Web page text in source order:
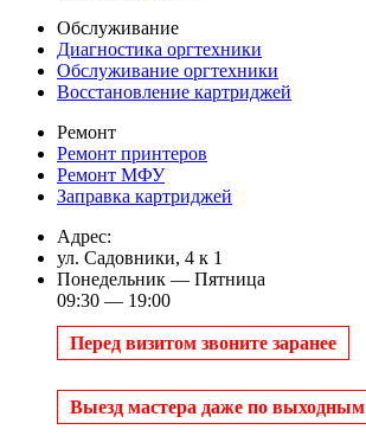
Обслуживание
Диагностика оргтехники
Обслуживание оргтехники
Восстановление картриджей
Ремонт
Ремонт принтеров
Ремонт МФУ
Заправка картриджей
Адрес:
ул. Садовники, 4 к 1
Понедельник — Пятница
09:30 — 19:00
Перед визитом звоните заранее
Выезд мастера даже по выходным